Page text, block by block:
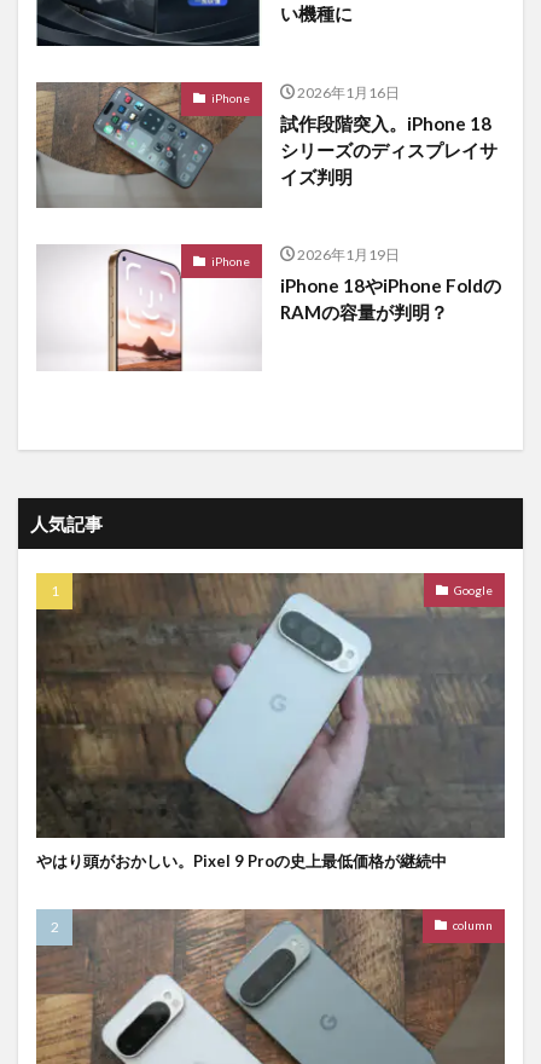
い機種に
iPhone 2026年1月16日
試作段階突入。iPhone 18
シリーズのディスプレイサ
イズ判明
iPhone 2026年1月19日
iPhone 18やiPhone Foldの
RAMの容量が判明？
人気記事
Google
やはり頭がおかしい。Pixel 9 Proの史上最低価格が継続中
column